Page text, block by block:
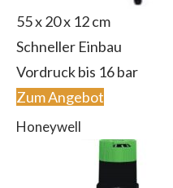
55 x 20 x 12 cm
Schneller Einbau
Vordruck bis 16 bar
Zum Angebot
Honeywell